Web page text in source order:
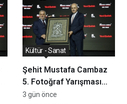
Şehit Mustafa Cambaz
5. Fotoğraf Yarışması
Ödülleri Demokrasi ve
Kültür - Sanat
3 gün önce